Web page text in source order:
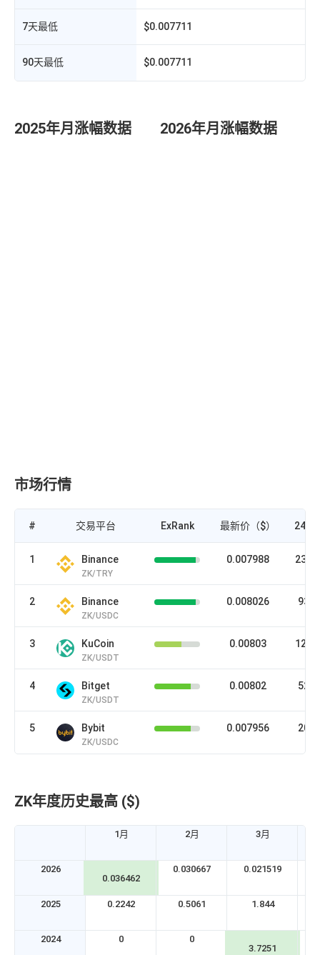
7天最低 $0.007711
90天最低 $0.007711
2025年月涨幅数据 2026年月涨幅数据
市场行情
# 交易平台 ExRank 最新价（$） 24H
1 Binance
ZK/TRY
0.007988
2 Binance
ZK/USDC
0.008026
3 KuCoin
ZK/USDT
0.00803
4 Bitget
ZK/USDT
0.00802
5 Bybit
ZK/USDC
0.007956
ZK年度历史最高 ($)
1月 2月 3月
2026
0.036462
0.030667 0.021519
2025 0.2242 0.5061 1.844
2024 0
0
3.7251